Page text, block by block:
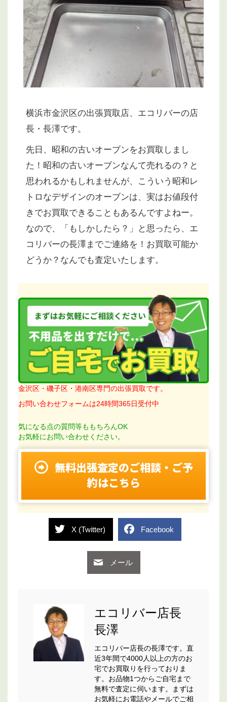
横浜市金沢区の出張買取店、エコリバーの店
長・長澤です。
先日、昭和の古いオーブンをお買取しまし
た！昭和の古いオーブンなんて売れるの？と
思われるかもしれませんが、こういう昭和レ
トロなデザインのオーブンは、実はお値段付
きでお買取できることもあるんですよねー。
なので、「もしかしたら？」と思ったら、エ
コリバーの長澤までご連絡を！お買取可能か
どうか？なんでも査定いたします。
金沢区・磯子区・港南区専門の出張買取です。
お問い合わせフォームは24時間365日受付中
気になる点の質問等ももちろんOK
お気軽にお問い合わせください。
無料出張査定のご相談・ご予
約はこちら
X (Twitter) Facebook
メール
エコリバー店長
長澤
エコリバー店長の長澤です。直
近3年間で4000人以上の方のお
宅でお買取りを行っておりま
す。お品物1つからご自宅まで
無料で査定に伺います。まずは
お気軽にお電話やメールでご相